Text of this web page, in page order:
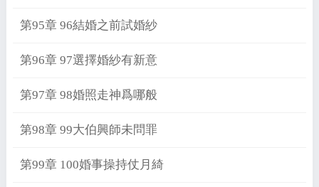
第95章 96結婚之前試婚紗
第96章 97選擇婚紗有新意
第97章 98婚照走神爲哪般
第98章 99大伯興師未問罪
第99章 100婚事操持仗月綺